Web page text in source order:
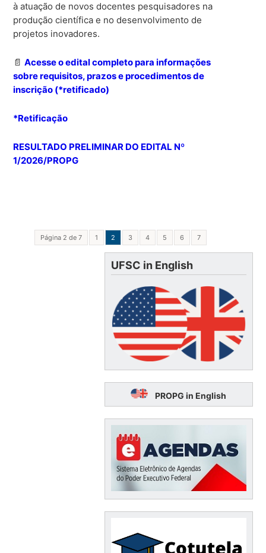
à atuação de novos docentes pesquisadores na
produção científica e no desenvolvimento de
projetos inovadores.
📄Acesse o edital completo para informações
sobre requisitos, prazos e procedimentos de
inscrição (*retificado)
*Retificação
RESULTADO PRELIMINAR DO EDITAL Nº
1/2026/PROPG
Página 2 de 7 1 2 3 4 5 6 7
UFSC in English
PROPG in English